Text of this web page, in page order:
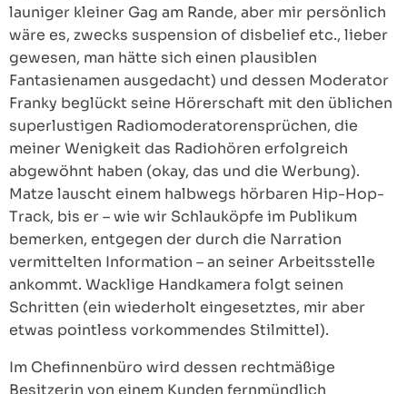
launiger kleiner Gag am Rande, aber mir persönlich
wäre es, zwecks suspension of disbelief etc., lieber
gewesen, man hätte sich einen plausiblen
Fantasienamen ausgedacht) und dessen Moderator
Franky beglückt seine Hörerschaft mit den üblichen
superlustigen Radiomoderatorensprüchen, die
meiner Wenigkeit das Radiohören erfolgreich
abgewöhnt haben (okay, das und die Werbung).
Matze lauscht einem halbwegs hörbaren Hip-Hop-
Track, bis er – wie wir Schlauköpfe im Publikum
bemerken, entgegen der durch die Narration
vermittelten Information – an seiner Arbeitsstelle
ankommt. Wacklige Handkamera folgt seinen
Schritten (ein wiederholt eingesetztes, mir aber
etwas pointless vorkommendes Stilmittel).
Im Chefinnenbüro wird dessen rechtmäßige
Besitzerin von einem Kunden fernmündlich